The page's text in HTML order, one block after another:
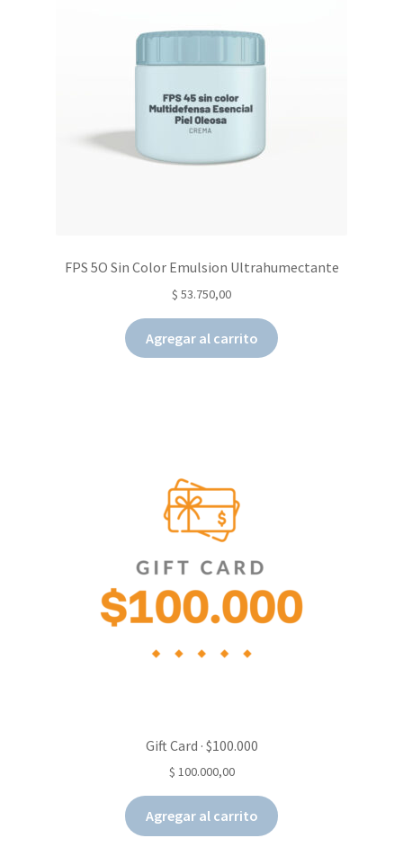
FPS 5O Sin Color Emulsion Ultrahumectante
$ 53.750,00
Agregar al carrito
Gift Card · $100.000
$ 100.000,00
Agregar al carrito